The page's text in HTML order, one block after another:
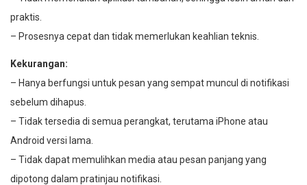
praktis.
– Prosesnya cepat dan tidak memerlukan keahlian teknis.
Kekurangan:
– Hanya berfungsi untuk pesan yang sempat muncul di notifikasi
sebelum dihapus.
– Tidak tersedia di semua perangkat, terutama iPhone atau
Android versi lama.
– Tidak dapat memulihkan media atau pesan panjang yang
dipotong dalam pratinjau notifikasi.